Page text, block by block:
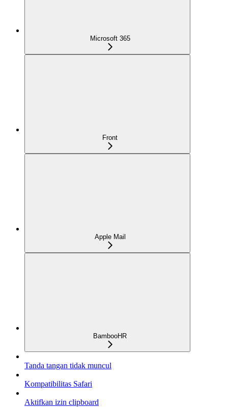
Microsoft 365
Front
Apple Mail
BambooHR
Tanda tangan tidak muncul
Kompatibilitas Safari
Aktifkan izin clipboard